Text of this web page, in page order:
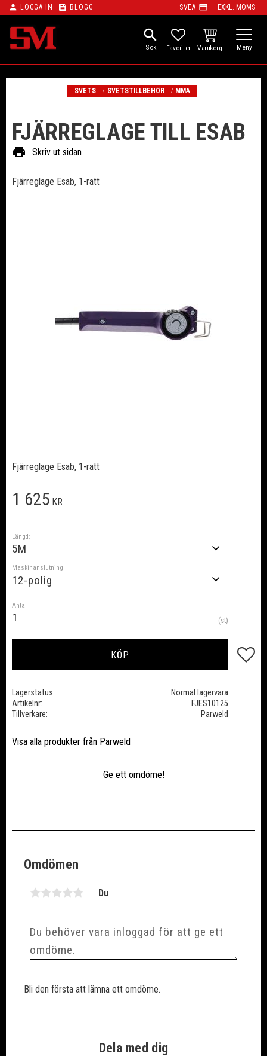
Meny
person LOGGA IN feed BLOGG SVEA payment EXKL. MOMS
search
FAVORITER
KUNDVAGN
SVETS SVETSTILLBEHÖR MMA
FJÄRREGLAGE TILL ESAB
print Skriv ut sidan
Fjärreglage Esab, 1-ratt
Fjärreglage Esab, 1-ratt
1 625 KR
Längd:
Maskinanslutning
Antal
st
KÖP Lägg
Lagerstatus
Normal lagervara
Artikelnr
FJES10125
Tillverkare
Parweld
Visa alla produkter från Parweld
Ge ett omdöme!
Dela med dig
Omdömen
Du
Bli den första att lämna ett omdöme.